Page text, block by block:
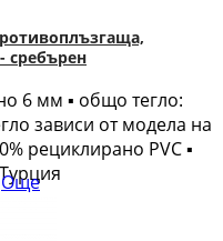
сребърен
6 мм ▪ общо тегло:
зависи от модела на
рециклирано PVC ▪
Още